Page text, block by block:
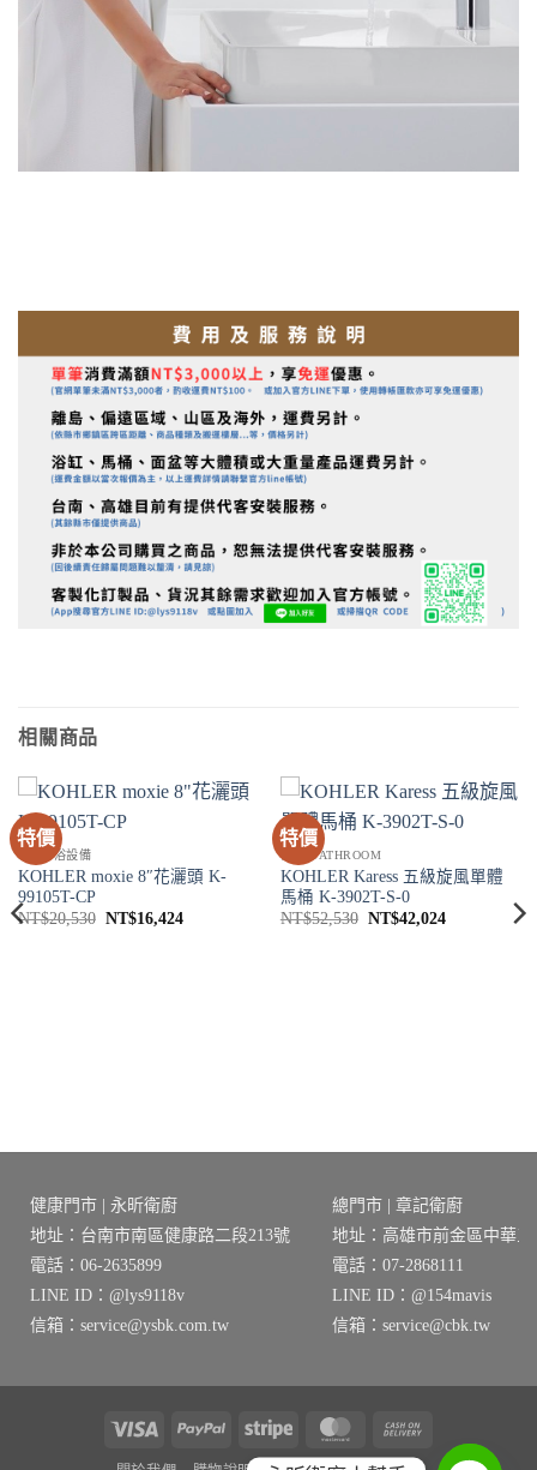
相關商品
特價
SPA淋浴設備
KOHLER moxie 8″花灑頭 K-
99105T-CP
NT$20,530 原
NT$16,424目
特價
衛浴 BATHROOM
KOHLER Karess 五級旋風單體
馬桶 K-3902T-S-0
NT$52,530 原
NT$42,024目
健康門市 | 永昕衛廚
地址：台南市南區健康路二段213號
電話：06-2635899
LINE ID：@lys9118v
信箱：service@ysbk.com.tw
總門市 | 章記衛廚
地址：高雄市前金區中華三
電話：07-2868111
LINE ID：@154mavis
信箱：service@cbk.tw
Visa PayPal Stripe MasterCard
On